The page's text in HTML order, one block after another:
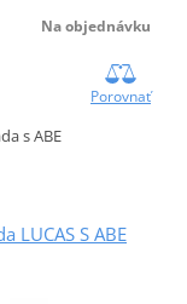
Na objednávku
Porovnať
s ABE
LUCAS S ABE